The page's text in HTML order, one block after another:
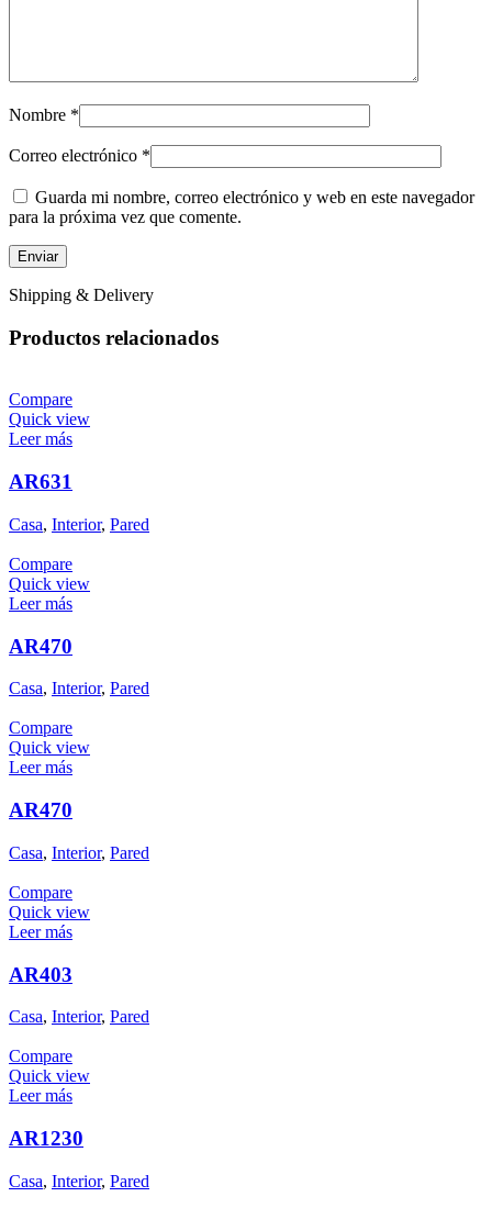
Nombre *
Correo electrónico *
Guarda mi nombre, correo electrónico y web en este navegador
para la próxima vez que comente.
Shipping & Delivery
Productos relacionados
Compare
Quick view
Leer más
AR631
Casa, Interior, Pared
Compare
Quick view
Leer más
AR470
Casa, Interior, Pared
Compare
Quick view
Leer más
AR470
Casa, Interior, Pared
Compare
Quick view
Leer más
AR403
Casa, Interior, Pared
Compare
Quick view
Leer más
AR1230
Casa, Interior, Pared